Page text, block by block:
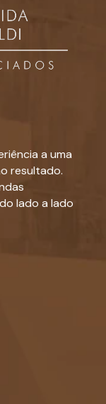
a uma
resultado.
lado a lado